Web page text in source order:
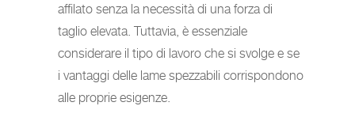
affilato senza la necessità di una forza di
taglio elevata. Tuttavia, è essenziale
considerare il tipo di lavoro che si svolge e se
i vantaggi delle lame spezzabili corrispondono
alle proprie esigenze.